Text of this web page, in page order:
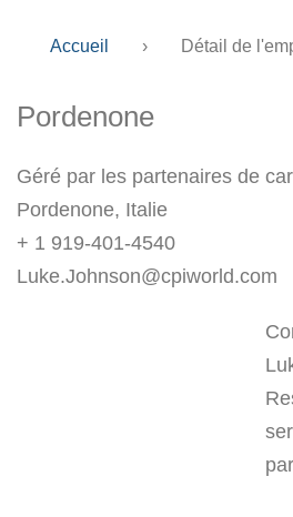
Accueil › Détail de
Pordenone
Géré par les partenaires de
Pordenone, Italie
+ 1 919-401-4540
Luke.Johnson@cpiworld.com